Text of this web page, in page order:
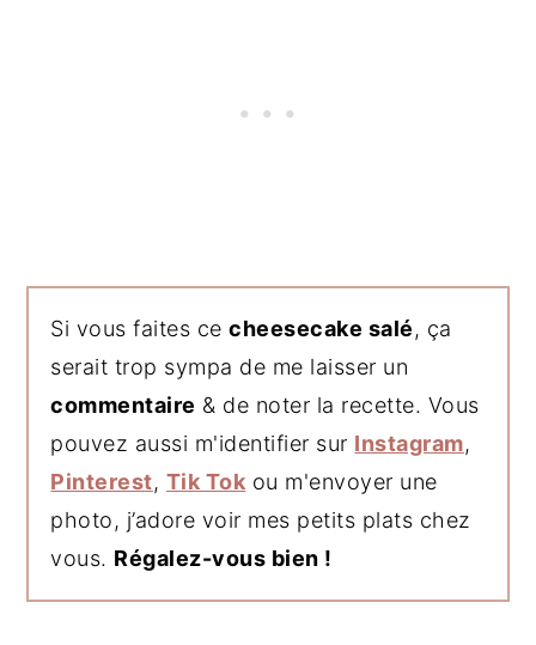
Si vous faites cecheesecake salé, ça
serait trop sympa de me laisser un
commentaire & de noter la recette. Vous
pouvez aussi m'identifier sur Instagram,
Pinterest, Tik Tok ou m'envoyer une
photo, j’adore voir mes petits plats chez
vous. Régalez-vous bien !